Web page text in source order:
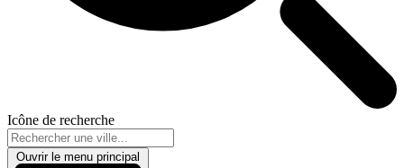
Icône de recherche
Ouvrir le menu principal